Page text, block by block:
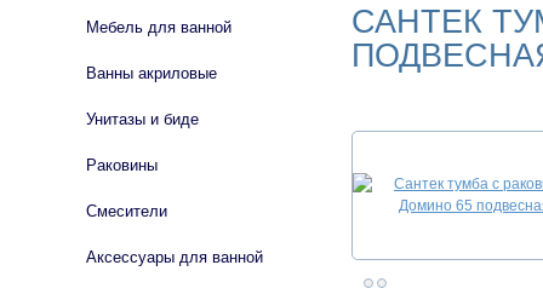
САНТЕК
Мебель для ванной
Ванны акриловые
Унитазы и биде
Раковины
Смесители
Аксессуары для ванной